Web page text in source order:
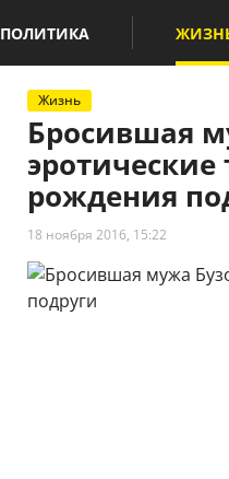
ПОЛИТИКА
Жизнь
Бросившая
рождения
18 ноября 2016, 15:22